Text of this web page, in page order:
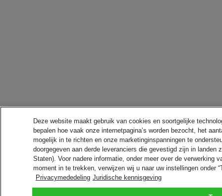
Deze website maakt gebruik van cookies en soortgelijke
bepalen hoe vaak onze internetpagina’s worden bezocht, het
mogelijk in te richten en onze marketinginspanningen te
doorgegeven aan derde leveranciers die gevestigd zijn in landen
Staten). Voor nadere informatie, onder meer over de verwerking
moment in te trekken, verwijzen wij u naar uw instellingen onder
Privacymededeling Juridische kennisgeving